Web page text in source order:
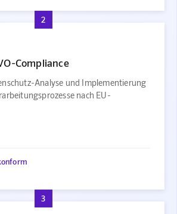
2
Compliance
Analyse und Implementierung
nach EU-
3